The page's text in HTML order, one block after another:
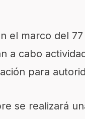
el marco del
a cabo
para
se realizará